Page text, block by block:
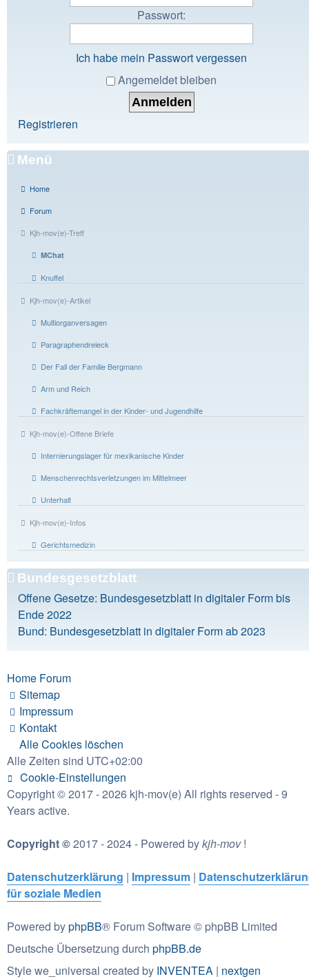
Passwort:
Ich habe mein Passwort vergessen
Angemeldet bleiben
Registrieren
Menü
Home
Forum
Kjh-mov(e)-Treff
MChat
Knuffel
Kjh-mov(e)-Artikel
Multiorganversagen
Paragraphendreieck
Der Fall der Familie Bergmann
Arm und Reich
Fachkräftemangel in der Kinder- und Jugendhilfe
Kjh-mov(e)-Offene Briefe
Internierungslager für mexikanische Kinder
Menschenrechtsverletzungen im Mittelmeer
Unterhalt
Kjh-mov(e)-Infos
Gerichtsmedizin
Bundesgesetzblatt
Offene Gesetze: Bundesgesetzblatt in digitaler Form bis
Ende 2022
Bund: Bundesgesetzblatt in digitaler Form ab 2023
Home Forum
Sitemap
Impressum
Kontakt
Alle Cookies löschen
Alle Zeiten sind UTC+02:00
Cookie-Einstellungen
Copyright © 2017 - 2026 kjh-mov(e) All rights reserved - 9
Years active.
Copyright ©2017 - 2024 - Powered bykjh-mov!
Datenschutzerklärung | Impressum |
für soziale Medien
Powered byphpBB® Forum Software © phpBB Limited
Deutsche Übersetzung durch phpBB.de
Style we_universal created by INVENTEA | nextgen